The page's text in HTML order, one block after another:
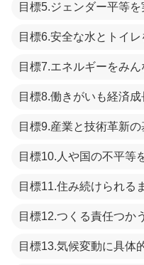
目標5.ジェンダー平等を
目標6.安全な水とトイ
目標7.エネルギーをみ
目標8.働きがいも経済成
目標9.産業と技術革新
目標10.人や国の不平等
目標11.住み続けられる
目標12.つくる責任つか
目標13.気候変動に具体